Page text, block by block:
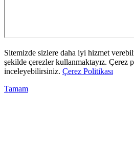
Sitemizde sizlere daha iyi hizmet
şekilde çerezler kullanmaktayız. Çerez
inceleyebilirsiniz. Çerez Politikası
Tamam